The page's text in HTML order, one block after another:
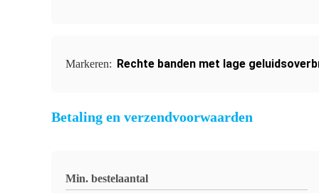
Markeren: Rechte banden met lage
Betaling en verzendvoorwaarden
Min. bestelaantal